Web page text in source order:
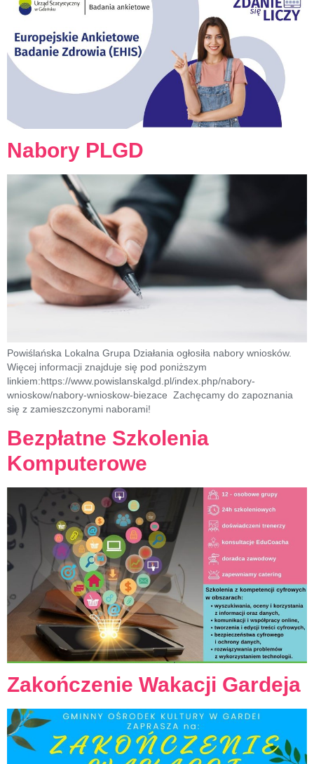
Nabory PLGD
Powiślańska Lokalna Grupa Działania ogłosiła nabory wniosków.
Więcej informacji znajduje się pod poniższym
linkiem:https://www.powislanskalgd.pl/index.php/nabory-
wnioskow/nabory-wnioskow-biezace Zachęcamy do zapoznania
się z zamieszczonymi naborami!
Bezpłatne Szkolenia
Komputerowe
Zakończenie Wakacji Gardeja